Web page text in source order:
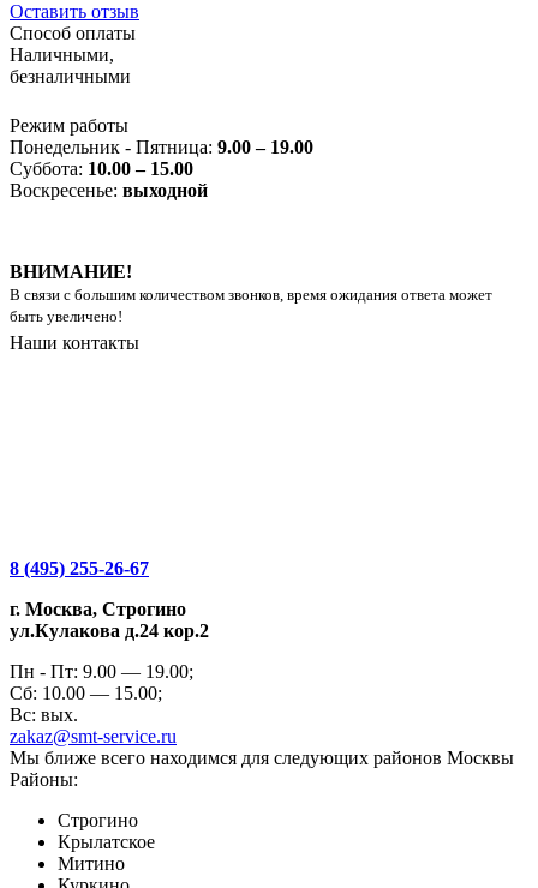
Оставить отзыв
Способ оплаты
Наличными,
безналичными
Режим работы
Понедельник - Пятница: 9.00 – 19.00
Суббота: 10.00 – 15.00
Воскресенье: выходной
ВНИМАНИЕ!
В связи с большим количеством звонков, время ожидания ответа может
быть увеличено!
Наши контакты
8 (495) 255-26-67
г. Москва, Строгино
ул.Кулакова д.24 кор.2
Пн - Пт: 9.00 — 19.00;
Сб: 10.00 — 15.00;
Вс: вых.
zakaz@smt-service.ru
Мы ближе всего находимся для следующих районов Москвы
Районы:
Строгино
Крылатское
Митино